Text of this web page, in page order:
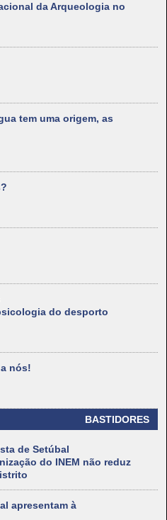
da Arqueologia no
tem uma origem, as
do desporto
nós!
BASTIDORES
de Setúbal
do INEM não reduz
apresentam à